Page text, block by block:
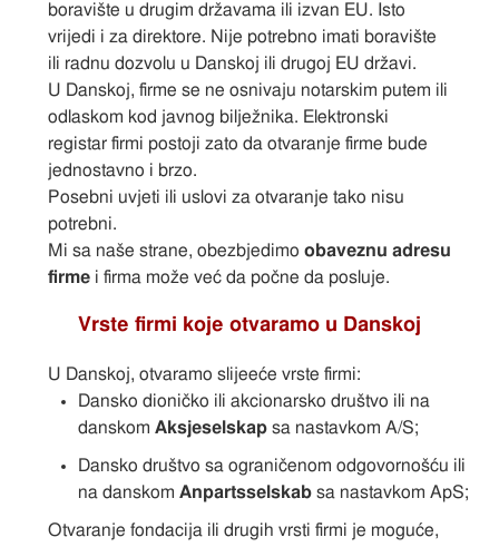
boravište u drugim državama ili izvan EU. Isto
vrijedi i za direktore. Nije potrebno imati boravište
ili radnu dozvolu u Danskoj ili drugoj EU državi.
U Danskoj, firme se ne osnivaju notarskim putem ili
odlaskom kod javnog bilježnika. Elektronski
registar firmi postoji zato da otvaranje firme bude
jednostavno i brzo.
Posebni uvjeti ili uslovi za otvaranje tako nisu
potrebni.
Mi sa naše strane, obezbjedimo obaveznu adresu
firmei firma može već da počne da posluje.
Vrste firmi koje otvaramo u Danskoj
U Danskoj, otvaramo slijeeće vrste firmi:
Dansko dioničko ili akcionarsko društvo ili na
danskomAksjeselskap sa nastavkom A/S;
Dansko društvo sa ograničenom odgovornošću ili
na danskomAnpartsselskab sa nastavkom ApS;
Otvaranje fondacija ili drugih vrsti firmi je moguće,